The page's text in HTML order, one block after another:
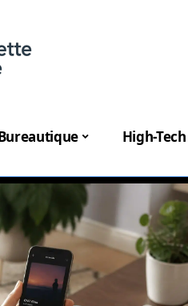
High-Tech